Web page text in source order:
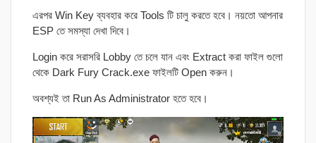
এরপর Win Key ব্যবহার করে Tools টি চালু করতে হবে। নয়তো আপনার
ESP তে সমস্যা দেখা দিবে।
Login করে সরাসরি Lobby তে চলে যান এবং Extract করা ফাইল গুলো
থেকে Dark Fury Crack.exe ফাইলটি Open করুন।
অবশ্যই তা Run As Administrator হতে হবে।